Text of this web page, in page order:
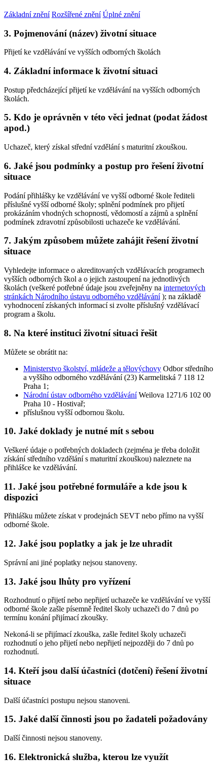
Základní znění Rozšířené znění Úplné znění
3. Pojmenování (název) životní situace
Přijetí ke vzdělávání ve vyšších odborných školách
4. Základní informace k životní situaci
Postup předcházející přijetí ke vzdělávání na vyšších odborných
školách.
5. Kdo je oprávněn v této věci jednat (podat žádost
apod.)
Uchazeč, který získal střední vzdělání s maturitní zkouškou.
6. Jaké jsou podmínky a postup pro řešení životní
situace
Podání přihlášky ke vzdělávání ve vyšší odborné škole řediteli
příslušné vyšší odborné školy; splnění podmínek pro přijetí
prokázáním vhodných schopností, vědomostí a zájmů a splnění
podmínek zdravotní způsobilosti uchazeče ke vzdělávání.
7. Jakým způsobem můžete zahájit řešení životní
situace
Vyhledejte informace o akreditovaných vzdělávacích programech
vyšších odborných škol a o jejich zastoupení na jednotlivých
školách (veškeré potřebné údaje jsou zveřejněny na internetových
stránkách Národního ústavu odborného vzdělávání); na základě
vyhodnocení získaných informací si zvolte příslušný vzdělávací
program a školu.
8. Na které instituci životní situaci řešit
Můžete se obrátit na:
Ministerstvo školství, mládeže a tělovýchovy Odbor středního
a vyššího odborného vzdělávání (23) Karmelitská 7 118 12
Praha 1;
Národní ústav odborného vzděláváníWeilova 1271/6 102 00
Praha 10 - Hostivař;
příslušnou vyšší odbornou školu.
10. Jaké doklady je nutné mít s sebou
Veškeré údaje o potřebných dokladech (zejména je třeba doložit
získání středního vzdělání s maturitní zkouškou) naleznete na
přihlášce ke vzdělávání.
11. Jaké jsou potřebné formuláře a kde jsou k
dispozici
Přihlášku můžete získat v prodejnách SEVT nebo přímo na vyšší
odborné škole.
12. Jaké jsou poplatky a jak je lze uhradit
Správní ani jiné poplatky nejsou stanoveny.
13. Jaké jsou lhůty pro vyřízení
Rozhodnutí o přijetí nebo nepřijetí uchazeče ke vzdělávání ve vyšší
odborné škole zašle písemně ředitel školy uchazeči do 7 dnů po
termínu konání přijímací zkoušky.
Nekoná-li se přijímací zkouška, zašle ředitel školy uchazeči
rozhodnutí o jeho přijetí nebo nepřijetí nejpozději do 7 dnů po
rozhodnutí.
14. Kteří jsou další účastníci (dotčení) řešení životní
situace
Další účastníci postupu nejsou stanoveni.
15. Jaké další činnosti jsou po žadateli požadovány
Další činnosti nejsou stanoveny.
16. Elektronická služba, kterou lze využít